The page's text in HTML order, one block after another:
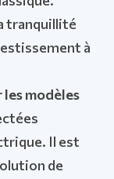
tranquillité
à
les modèles
Il est
de